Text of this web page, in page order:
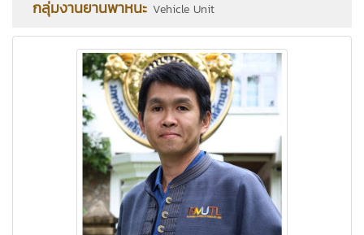
กลุ่มงานยานพาหนะ Vehicle Unit